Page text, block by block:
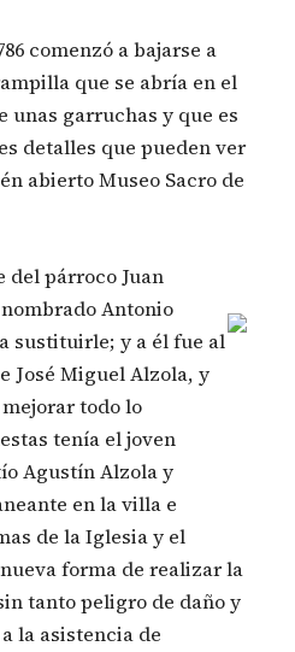
comenzó a bajarse a
que se abría en el
unas garruchas y que es
detalles que pueden ver
abierto Museo Sacro de
del párroco Juan
Antonio
sustituirle; y a él fue al
José Miguel Alzola, y
todo lo
tenía el joven
Agustín Alzola y
en la villa e
de la Iglesia y el
forma de realizar la
tanto peligro de daño y
la asistencia de